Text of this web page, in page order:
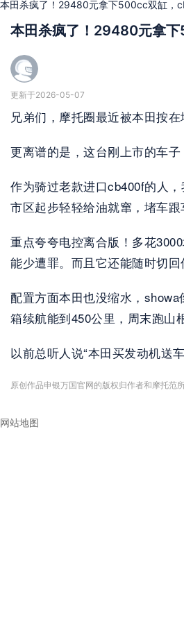
本田杀疯了！29480元拿下500cc双缸，
本田杀疯了！29480元拿
更新于2026-05-07
兄弟们，摩托圈最近被本田按
更离谱的是，这台刚上市的车
作为骑过老款进口cb400f的人
市区起步轻轻给油就窜，堵车
重点夸夸电控离合版！多花
能少遭罪。而且它还能随时切
配置方面本田也没缩水，
箱续航能到450公里，周末跑山
以前总听人说“本田买发动机送
原创作品申银万国官网的版权归作者和摩托范
网站地图